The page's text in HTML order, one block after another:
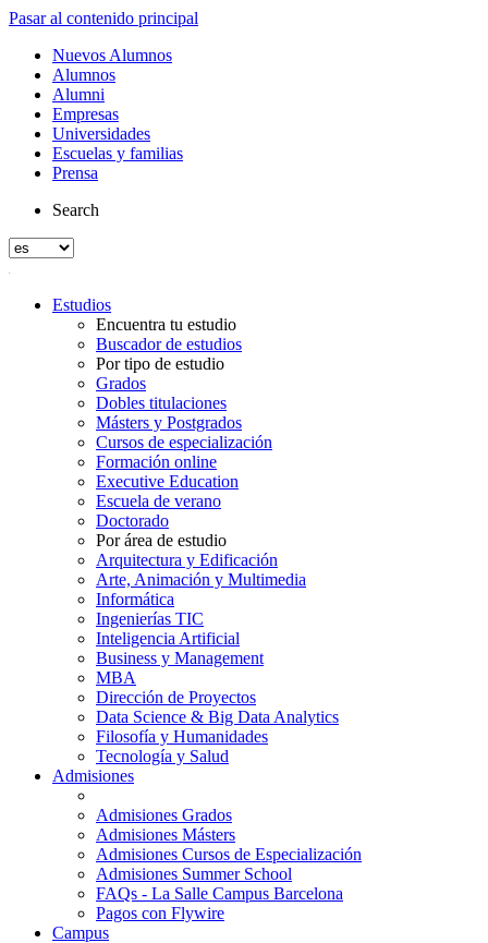
Pasar al contenido principal
Nuevos Alumnos
Alumnos
Alumni
Empresas
Universidades
Escuelas y familias
Prensa
Search
Estudios
Encuentra tu estudio
Buscador de estudios
Por tipo de estudio
Grados
Dobles titulaciones
Másters y Postgrados
Cursos de especialización
Formación online
Executive Education
Escuela de verano
Doctorado
Por área de estudio
Arquitectura y Edificación
Arte, Animación y Multimedia
Informática
Ingenierías TIC
Inteligencia Artificial
Business y Management
MBA
Dirección de Proyectos
Data Science & Big Data Analytics
Filosofía y Humanidades
Tecnología y Salud
Admisiones
Admisiones Grados
Admisiones Másters
Admisiones Cursos de Especialización
Admisiones Summer School
FAQs - La Salle Campus Barcelona
Pagos con Flywire
Campus